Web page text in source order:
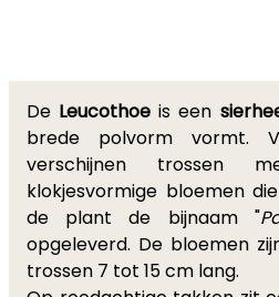
De Leucothoe is een
brede polvorm vormt.
verschijnen trossen
klokjesvormige bloemen
de plant de bijnaam "
opgeleverd. De bloemen
trossen 7 tot 15 cm lang.